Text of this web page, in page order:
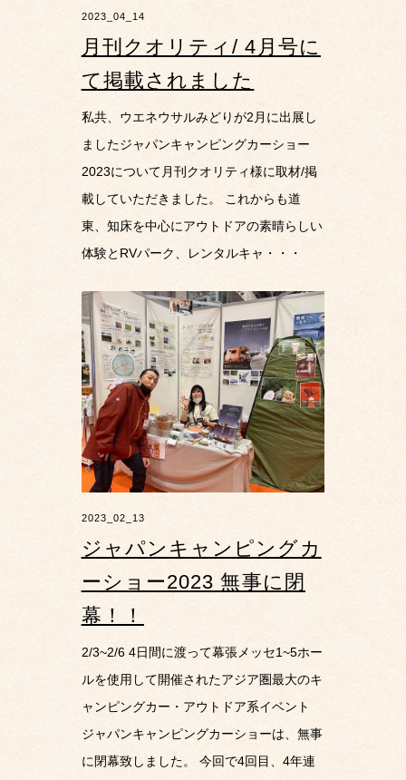
2023_04_14
月刊クオリティ/ 4月号に
て掲載されました
私共、ウエネウサルみどりが2月に出展し
ましたジャパンキャンピングカーショー
2023について月刊クオリティ様に取材/掲
載していただきました。 これからも道
東、知床を中心にアウトドアの素晴らしい
体験とRVパーク、レンタルキャ・・・
2023_02_13
ジャパンキャンピングカ
ーショー2023 無事に閉
幕！！
2/3~2/6 4日間に渡って幕張メッセ1~5ホー
ルを使用して開催されたアジア圏最大のキ
ャンピングカー・アウトドア系イベント
ジャパンキャンピングカーショーは、無事
に閉幕致しました。 今回で4回目、4年連